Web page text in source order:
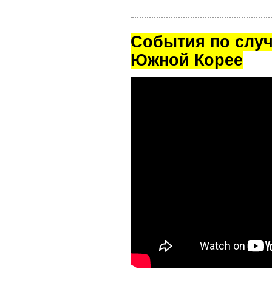
Cобытия по
Южной Корее